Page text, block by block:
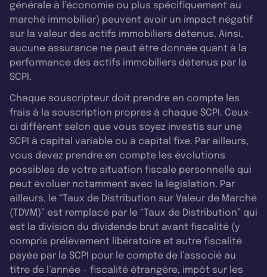
générale à l’économie ou plus spécifiquement au
marché immobilier) peuvent avoir un impact négatif
sur la valeur des actifs immobiliers détenus. Ainsi,
aucune assurance ne peut être donnée quant à la
performance des actifs immobiliers détenus par la
SCPI.
Chaque souscripteur doit prendre en compte les
frais à la souscription propres à chaque SCPI. Ceux-
ci diffèrent selon que vous soyez investis sur une
SCPI à capital variable ou à capital fixe. Par ailleurs,
vous devez prendre en compte les évolutions
possibles de votre situation fiscale personnelle qui
peut évoluer notamment avec la législation. Par
ailleurs, le “Taux de Distribution sur Valeur de Marché
(TDVM)” est remplacé par le “Taux de Distribution” qui
est la division du dividende brut avant fiscalité (y
compris prélèvement libératoire et autre fiscalité
payée par la SCPI pour le compte de l’associé au
titre de l’année - fiscalité étrangère, impôt sur les